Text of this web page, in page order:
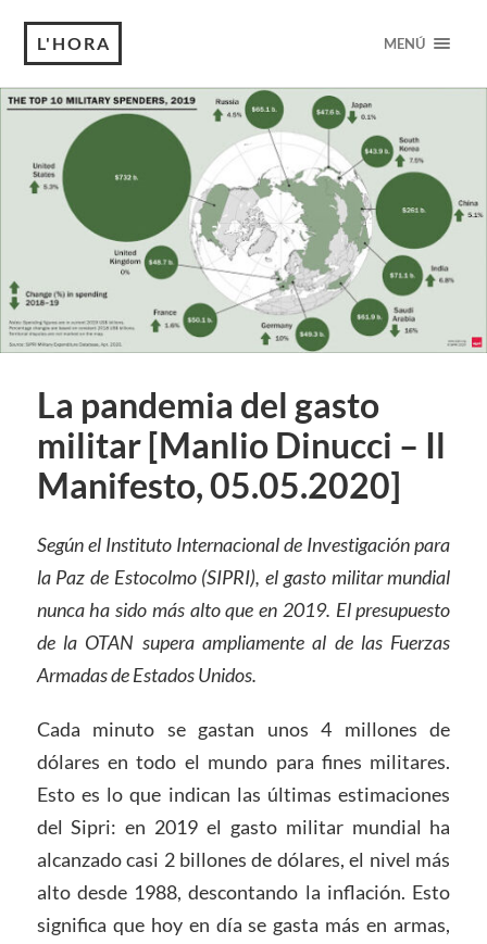
L'HORA MENÚ
La pandemia del gasto
militar [Manlio Dinucci – Il
Manifesto, 05.05.2020]
Según el Instituto Internacional de Investigación para
la Paz de Estocolmo (SIPRI), el gasto militar mundial
nunca ha sido más alto que en 2019. El presupuesto
de la OTAN supera ampliamente al de las Fuerzas
Armadas de Estados Unidos.
Cada minuto se gastan unos 4 millones de
dólares en todo el mundo para fines militares.
Esto es lo que indican las últimas estimaciones
del Sipri: en 2019 el gasto militar mundial ha
alcanzado casi 2 billones de dólares, el nivel más
alto desde 1988, descontando la inflación. Esto
significa que hoy en día se gasta más en armas,